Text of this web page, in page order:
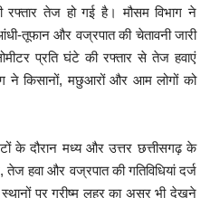
रफ्तार तेज हो गई है। मौसम विभाग ने
तूफान और वज्रपात की चेतावनी जारी
प्रति घंटे की रफ्तार से तेज हवाएं
ने किसानों, मछुआरों और आम लोगों को
के दौरान मध्य और उत्तर छत्तीसगढ़ के
हवा और वज्रपात की गतिविधियां दर्ज
पर ग्रीष्म लहर का असर भी देखने